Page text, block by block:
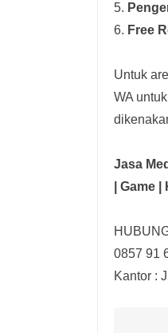
5.
6. Free
Untuk
WA
Jasa
| Game
0857 91
Kantor :